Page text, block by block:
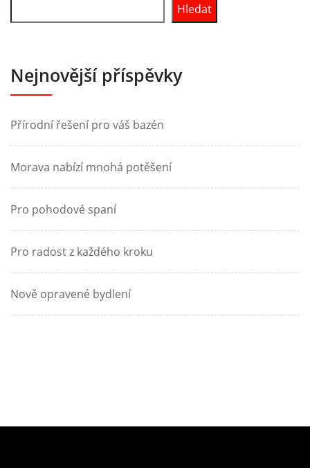
Hledat
Nejnovější příspěvky
Přírodní řešení pro váš bazén
Morava nabízí mnohá potěšení
Pro pohodové spaní
Pro radost z každého kroku
Nově opravené bydlení